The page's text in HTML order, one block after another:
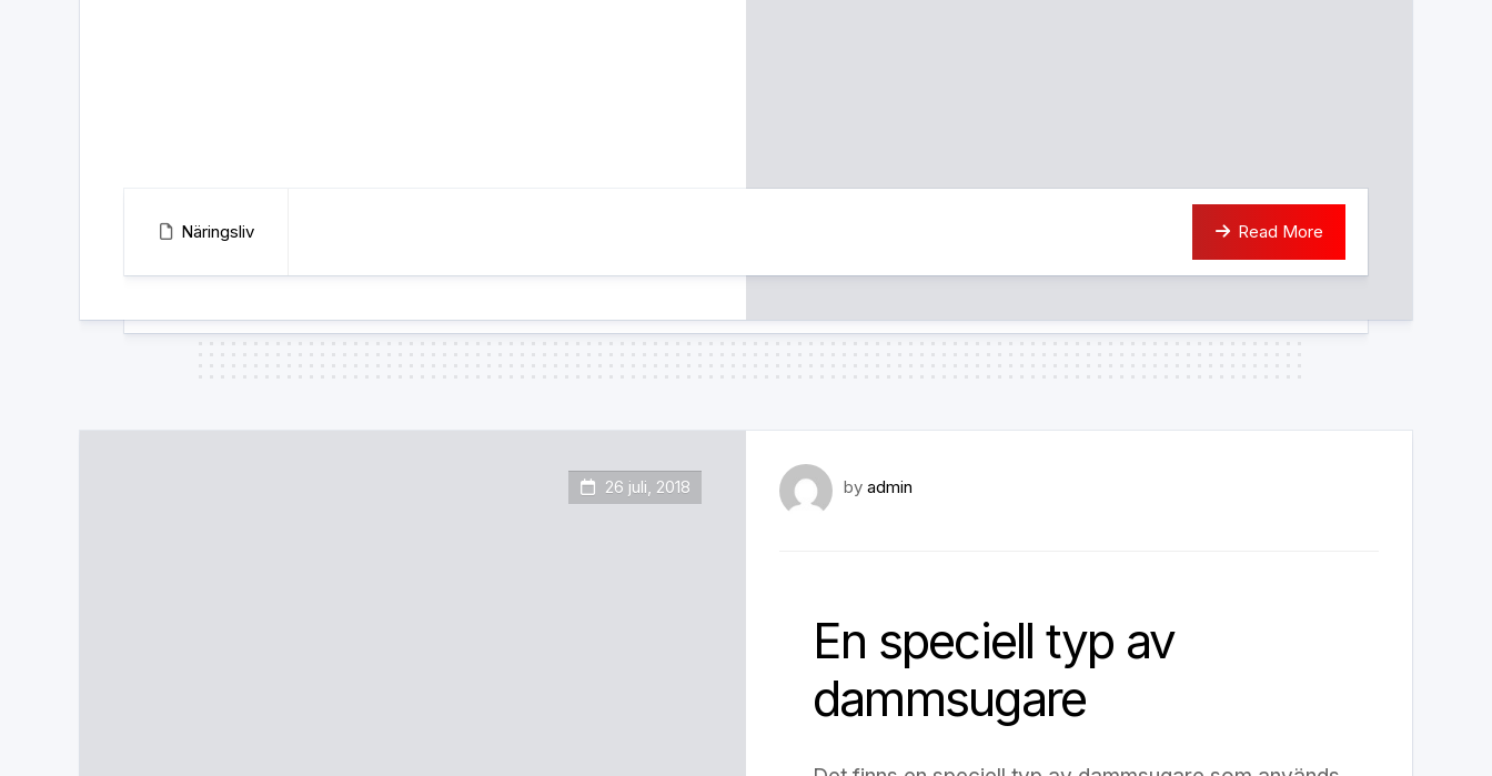
Näringsliv Read More
26 juli, 2018 by admin
En speciell typ av
dammsugare